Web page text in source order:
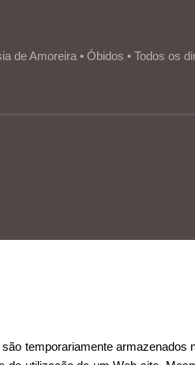
de Amoreira • Óbidos • Todos os
temporariamente